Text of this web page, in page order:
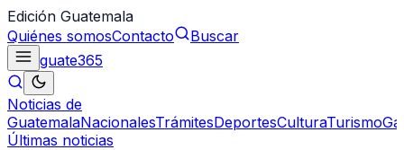
Edición Guatemala
Quiénes somosContacto
Buscar
guate365
Noticias de
GuatemalaNacionalesTrámitesDeportesCulturaTurismo
Últimas noticias